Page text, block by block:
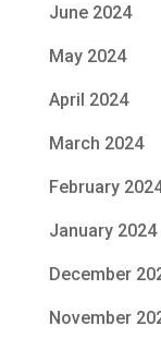
June 2024
May 2024
April 2024
March 2024
February
January 2024
December
November